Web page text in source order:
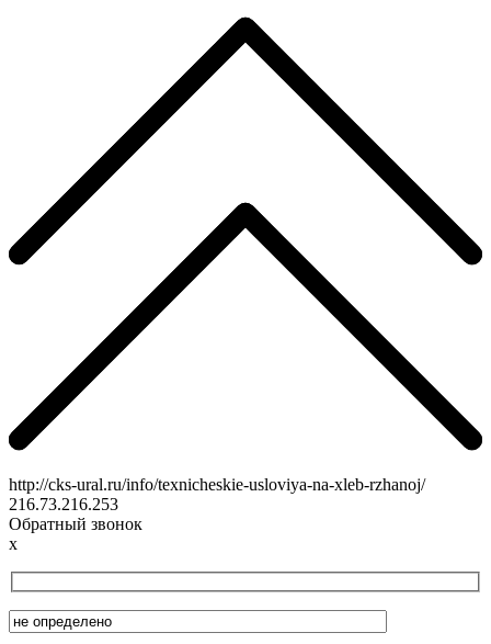
http://cks-ural.ru/info/texnicheskie-usloviya-na-xleb-rzhanoj/
216.73.216.253
Обратный звонок
x